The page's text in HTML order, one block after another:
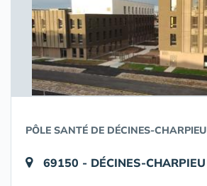
PÔLE SANTÉ DE DÉCINES-CHARPIEU
69150 - DÉCINES-CHARPIEU